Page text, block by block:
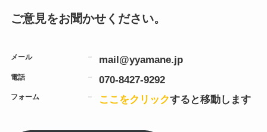
ご意見をお聞かせください。
メール mail@yyamane.jp
電話 070-8427-9292
フォーム ここをクリックすると移動します